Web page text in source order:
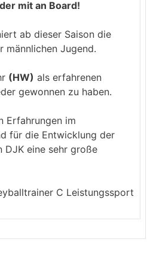
mit an Board!
ab dieser Saison die
männlichen Jugend.
(HW) als erfahrenen
gewonnen zu haben.
Erfahrungen im
für die Entwicklung der
DJK eine sehr große
C Leistungssport